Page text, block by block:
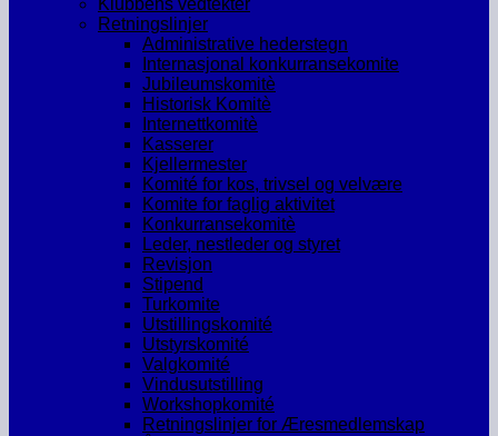
Klubbens vedtekter
Retningslinjer
Administrative hederstegn
Internasjonal konkurransekomite
Jubileumskomitè
Historisk Komitè
Internettkomitè
Kasserer
Kjellermester
Komité for kos, trivsel og velvære
Komite for faglig aktivitet
Konkurransekomitè
Leder, nestleder og styret
Revisjon
Stipend
Turkomite
Utstillingskomité
Utstyrskomité
Valgkomité
Vindusutstilling
Workshopkomité
Retningslinjer for Æresmedlemskap